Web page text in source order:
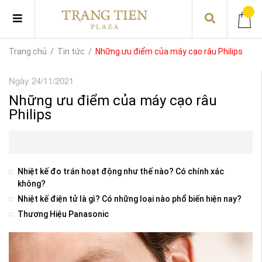
Trang chủ / Tin tức / Những ưu điểm của máy cạo râu Philips
Ngày 24/11/2021
Những ưu điểm của máy cạo râu
Philips
Nhiệt kế đo trán hoạt động như thế nào? Có chính xác
không?
Nhiệt kế điện tử là gì? Có những loại nào phổ biến hiện nay?
Thương Hiệu Panasonic